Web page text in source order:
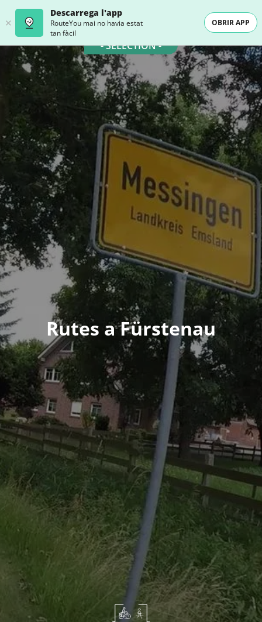
Descarrega l'app
RouteYou mai no havia estat
tan fàcil
OBRIR APP
- SELECTION -
Rutes a Fürstenau